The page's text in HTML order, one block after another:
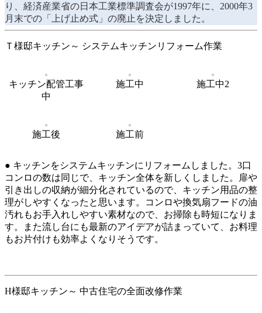
り、経済産業省の日本工業標準調査会が1997年に、2000年3
月末での「上げ止め式」の廃止を決定しました。
Ｔ様邸キッチン～ システムキッチンリフォーム作業
キッチン配管工事
中
施工中 施工中2
施工後 施工前
● キッチンをシステムキッチンにリフォームしました。3口
コンロの数は同じで、キッチン全体を新しくしました。扉や
引き出しの収納が細分化されているので、キッチン用品の整
理がしやすくなったと思います。コンロや換気扇フードの油
汚れもお手入れしやすい素材なので、お掃除も時短になりま
す。また流し台にも最新のアイデアが詰まっていて、お料理
もお片付けも効率よくなりそうです。
H様邸キッチン～ 中古住宅の全面改修作業